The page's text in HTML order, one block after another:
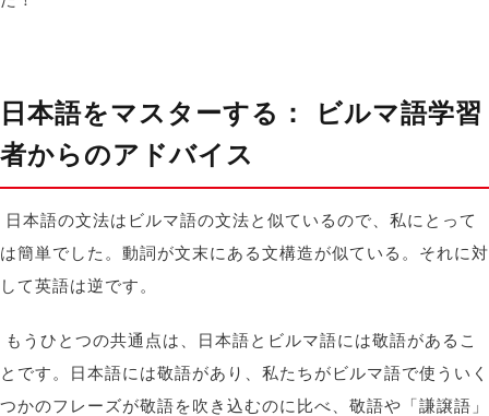
日本語をマスターする ：
ビルマ語学習
者からのアドバイス
日本語の文法はビルマ語の文法と似ているので、私にとって
は簡単でした。動詞が文末にある文構造が似ている。それに対
して英語は逆です。
もうひとつの共通点は、日本語とビルマ語には敬語があるこ
とです。日本語には敬語があり、私たちがビルマ語で使ういく
つかのフレーズが敬語を吹き込むのに比べ、敬語や「謙譲語」